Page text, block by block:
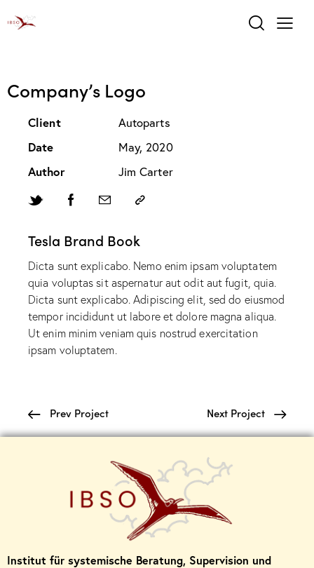
Company’s Logo
Tesla Brand Book
Dicta sunt explicabo. Nemo enim ipsam voluptatem
quia voluptas sit aspernatur aut odit aut fugit, quia.
Dicta sunt explicabo. Adipiscing elit, sed do eiusmod
tempor incididunt ut labore et dolore magna aliqua.
Ut enim minim veniam quis nostrud exercitation
ipsam voluptatem.
Client Autoparts
Date May, 2020
Author Jim Carter
Prev Project Next Project
Institut für systemische Beratung, Supervision und